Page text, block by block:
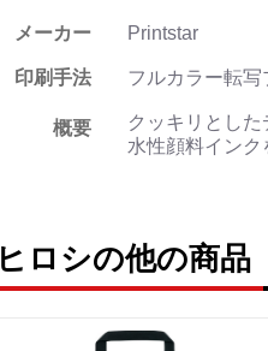
メーカー Printstar
印刷手法 フルカラー転写
概要
クッキリとした
水性顔料イン
ヒロシの他の商品